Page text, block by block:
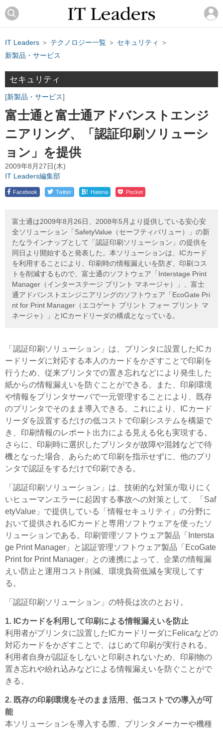
IT Leaders ＞ テクノロジー一覧 ＞ セキュリティ
＞
新製品・サービス
セキュリティ
新製品・サービス
富士通と富士通アドバンストエンジ
ニアリング、「認証印刷ソリューシ
ョン」を提供
2009年8月27日(木)
IT Leaders編集部
Facebook Twitter ! Hatena Pocket
富士通は2009年8月26日、2008年5月より提供している安心安
全ソリューション「SafetyValue（セーフティバリュー）」の新
たなラインナップとして「認証印刷ソリューション」の提供を
同日より開始すると発表した。本ソリューションは、ICカード
を利用することにより、印刷時の情報漏えいを防ぎ、印刷コス
トを削減するもので、富士通のソフトウェア「Interstage Print
Manager（インターステージ プリント マネージャ）」、富士
通アドバンストエンジニアリングのソフトウェア「EcoGate Pri
nt for Print Manager（エコゲート プリント フォー プリント マ
ネージャ）」とICカードリーダの構成となっている。
「認証印刷ソリューション」は、プリンタに設置したICカ
ードリーダに対応する本人のカードをかざすことで印刷を
行うため、従来プリンタでの置き忘れなどにより発生した
紙からの情報漏えいを防ぐことができる。また、印刷環境
や情報をプリンタサーバで一元管理することにより、既存
のプリンタでそのまま導入できる。これにより、ICカード
リーダを設置するだけの低コストで印刷システムを構築で
き、印刷情報のレポート出力による見える化も実現する。
さらに、印刷時に選択したプリンタが故障や混雑などで待
機となった場合、あらためて印刷を指示せずに、他のプリ
ンタで認証をするだけで印刷できる。
「認証印刷ソリューション」は、技術的な対策が取りにく
いヒューマンエラーに起因する事故への対策として、「Saf
etyValue」で提供している「情報セキュリティ」の分野に
おいて提供されるICカードと専用ソフトウェアを使ったソ
リューションである。印刷管理ソフトウェア製品「Intersta
ge Print Manager」と認証管理ソフトウェア製品「EcoGate
Print for Print Manager」との連携によって、企業の情報漏
えい防止と運用コスト削減、環境負荷低減を実現してす
る。
「認証印刷ソリューション」の特長は次のとおり。
1. ICカードを利用して印刷による情報漏えいを防止
利用者がプリンタに設置したICカードリーダにFelicaなどの
対応カードをかざすことで、はじめて印刷が実行される。
利用者自身が認証をしないと印刷されないため、印刷物の
置き忘れや紛れ込みなどによる情報漏えいを防ぐことがで
きる。
2. 既存の印刷環境をそのまま活用、低コストでの導入が可
能
本ソリューションを導入する際、プリンタメーカーや機種